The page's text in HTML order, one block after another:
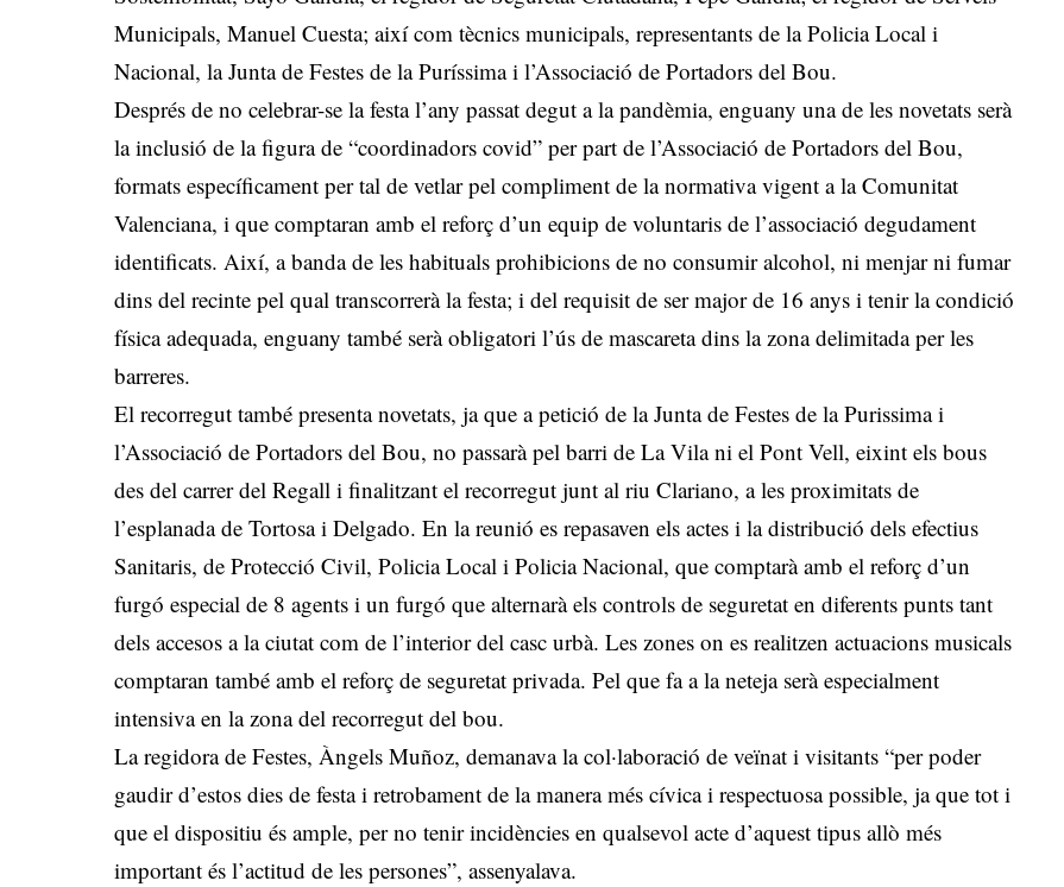
Municipals, Manuel Cuesta; així com tècnics municipals, representants de la Policia Local i
Nacional, la Junta de Festes de la Puríssima i l’Associació de Portadors del Bou.
Després de no celebrar-se la festa l’any passat degut a la pandèmia, enguany una de les novetats serà
la inclusió de la figura de “coordinadors covid” per part de l’Associació de Portadors del Bou,
formats específicament per tal de vetlar pel compliment de la normativa vigent a la Comunitat
Valenciana, i que comptaran amb el reforç d’un equip de voluntaris de l’associació degudament
identificats. Així, a banda de les habituals prohibicions de no consumir alcohol, ni menjar ni fumar
dins del recinte pel qual transcorrerà la festa; i del requisit de ser major de 16 anys i tenir la condició
física adequada, enguany també serà obligatori l’ús de mascareta dins la zona delimitada per les
barreres.
El recorregut també presenta novetats, ja que a petició de la Junta de Festes de la Purissima i
l’Associació de Portadors del Bou, no passarà pel barri de La Vila ni el Pont Vell, eixint els bous
des del carrer del Regall i finalitzant el recorregut junt al riu Clariano, a les proximitats de
l’esplanada de Tortosa i Delgado. En la reunió es repasaven els actes i la distribució dels efectius
Sanitaris, de Protecció Civil, Policia Local i Policia Nacional, que comptarà amb el reforç d’un
furgó especial de 8 agents i un furgó que alternarà els controls de seguretat en diferents punts tant
dels accesos a la ciutat com de l’interior del casc urbà. Les zones on es realitzen actuacions musicals
comptaran també amb el reforç de seguretat privada. Pel que fa a la neteja serà especialment
intensiva en la zona del recorregut del bou.
La regidora de Festes, Àngels Muñoz, demanava la col·laboració de veïnat i visitants “per poder
gaudir d’estos dies de festa i retrobament de la manera més cívica i respectuosa possible, ja que tot i
que el dispositiu és ample, per no tenir incidències en qualsevol acte d’aquest tipus allò més
important és l’actitud de les persones”, assenyalava.